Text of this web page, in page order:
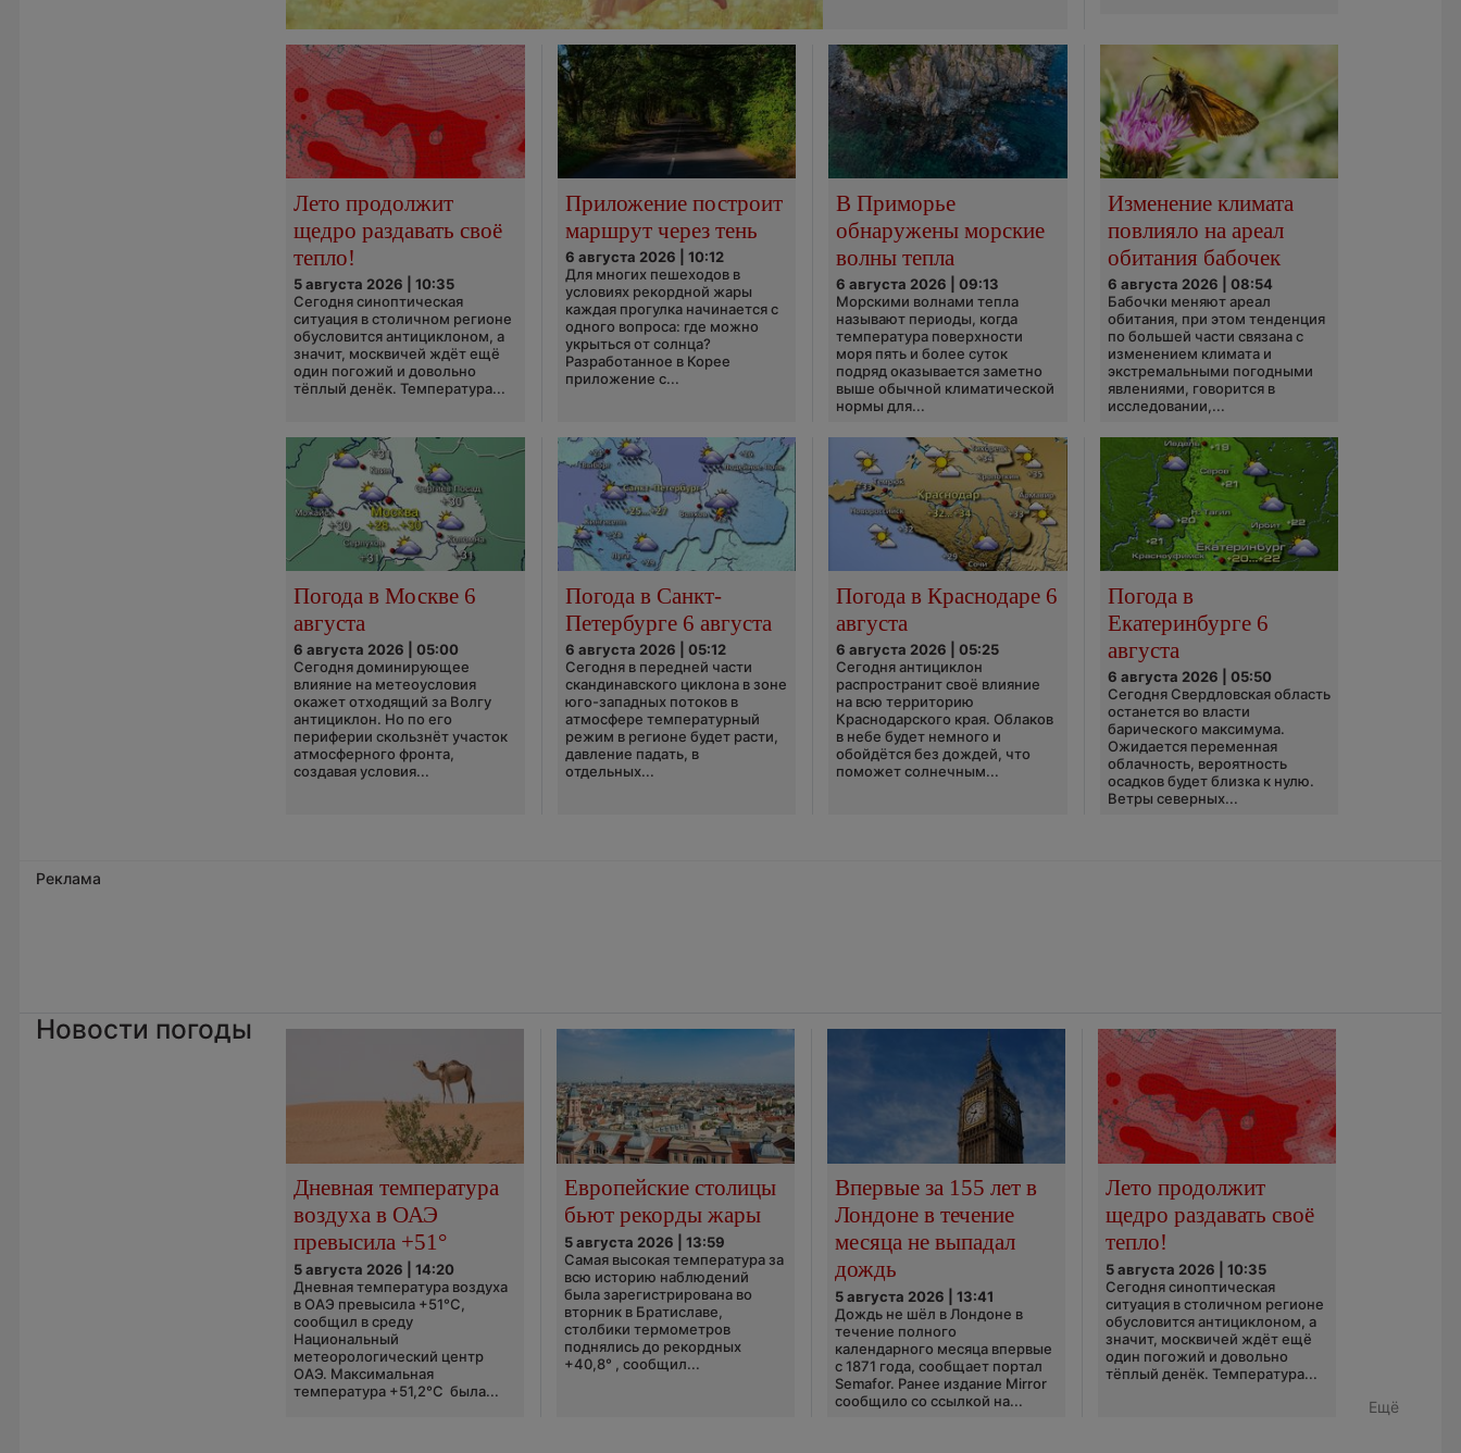
Лето продолжит
щедро раздавать своё
тепло!
5 августа 2026 | 10:35
Сегодня синоптическая
ситуация в столичном регионе
обусловится антициклоном, а
значит, москвичей ждёт ещё
один погожий и довольно
тёплый денёк. Температура...
Приложение построит
маршрут через тень
6 августа 2026 | 10:12
Для многих пешеходов в
условиях рекордной жары
каждая прогулка начинается с
одного вопроса: где можно
укрыться от солнца?
Разработанное в Корее
приложение с...
В Приморье
обнаружены морские
волны тепла
6 августа 2026 | 09:13
Морскими волнами тепла
называют периоды, когда
температура поверхности
моря пять и более суток
подряд оказывается заметно
выше обычной климатической
нормы для...
Изменение климата
повлияло на ареал
обитания бабочек
6 августа 2026 | 08:54
Бабочки меняют ареал
обитания, при этом тенденция
по большей части связана с
изменением климата и
экстремальными погодными
явлениями, говорится в
исследовании,...
Погода в Москве 6
августа
6 августа 2026 | 05:00
Сегодня доминирующее
влияние на метеоусловия
окажет отходящий за Волгу
антициклон. Но по его
периферии скользнёт участок
атмосферного фронта,
создавая условия...
Погода в Санкт-
Петербурге 6 августа
6 августа 2026 | 05:12
Сегодня в передней части
скандинавского циклона в зоне
юго-западных потоков в
атмосфере температурный
режим в регионе будет расти,
давление падать, в
отдельных...
Погода в Краснодаре 6
августа
6 августа 2026 | 05:25
Сегодня антициклон
распространит своё влияние
на всю территорию
Краснодарского края. Облаков
в небе будет немного и
обойдётся без дождей, что
поможет солнечным...
Погода в
Екатеринбурге 6
августа
6 августа 2026 | 05:50
Сегодня Свердловская область
останется во власти
барического максимума.
Ожидается переменная
облачность, вероятность
осадков будет близка к нулю.
Ветры северных...
Реклама
Новости погоды
Дневная температура
воздуха в ОАЭ
превысила +51°
5 августа 2026 | 14:20
Дневная температура воздуха
в ОАЭ превысила +51°C,
сообщил в среду
Национальный
метеорологический центр
ОАЭ. Максимальная
температура +51,2°C была...
Европейские столицы
бьют рекорды жары
5 августа 2026 | 13:59
Самая высокая температура за
всю историю наблюдений
была зарегистрирована во
вторник в Братиславе,
столбики термометров
поднялись до рекордных
+40,8° , сообщил...
Впервые за 155 лет в
Лондоне в течение
месяца не выпадал
дождь
5 августа 2026 | 13:41
Дождь не шёл в Лондоне в
течение полного
календарного месяца впервые
с 1871 года, сообщает портал
Semafor. Ранее издание Mirror
сообщило со ссылкой на...
Лето продолжит
щедро раздавать своё
тепло!
5 августа 2026 | 10:35
Сегодня синоптическая
ситуация в столичном регионе
обусловится антициклоном, а
значит, москвичей ждёт ещё
один погожий и довольно
тёплый денёк. Температура...
Ещё